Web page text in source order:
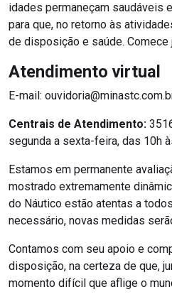
idades permaneçam saudáveis
para que, no retorno às
de disposição e saúde. Comece
Atendimento virtual
E-mail:
Centrais de Atendimento:
segunda a sexta-feira, das 10h
Estamos em permanente
mostrado extremamente
do Náutico estão atentas a
necessário, novas medidas
Contamos com seu apoio e
disposição, na certeza de que,
momento difícil que aflige o